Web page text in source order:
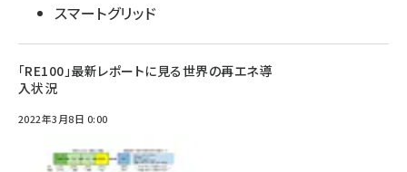
スマートグリッド
「RE100」最新レポートに見る世界の再エネ導
入状況
2022年3月8日 0:00